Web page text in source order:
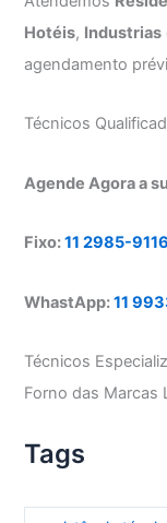
Hotéis, Industrias
agendamento
Técnicos
Agende Agora a
Fixo:11 2985-9116
WhastApp:11
Técnicos
Forno das Marcas
Tags